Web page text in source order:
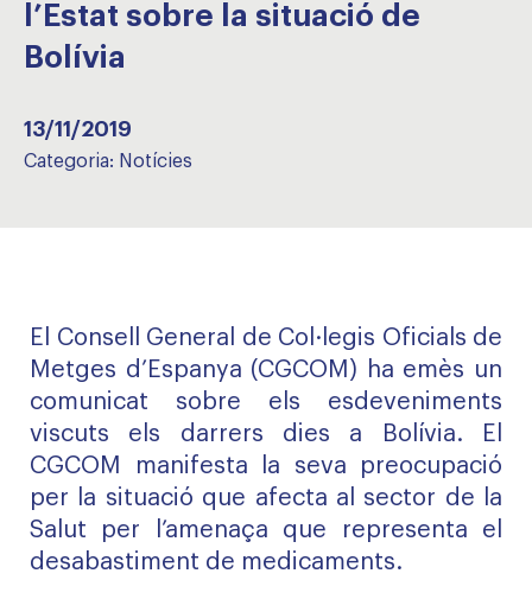
l’Estat sobre la situació de
Bolívia
13/11/2019
Categoria: Notícies
El Consell General de Col·legis Oficials de
Metges d’Espanya (CGCOM) ha emès un
comunicat sobre els esdeveniments
viscuts els darrers dies a Bolívia. El
CGCOM manifesta la seva preocupació
per la situació que afecta al sector de la
Salut per l’amenaça que representa el
desabastiment de medicaments.